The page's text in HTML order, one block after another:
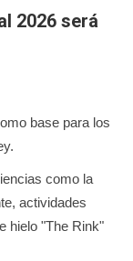
2026 será
base para los
como la
actividades
hielo "The Rink"